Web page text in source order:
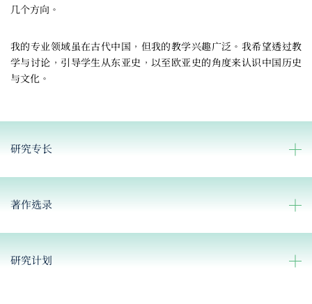
几个方向。
我的专业领域虽在古代中国，但我的教学兴趣广泛。我希望透过教
学与讨论，引导学生从东亚史，以至欧亚史的角度来认识中国历史
与文化。
研究专长
著作选录
研究计划